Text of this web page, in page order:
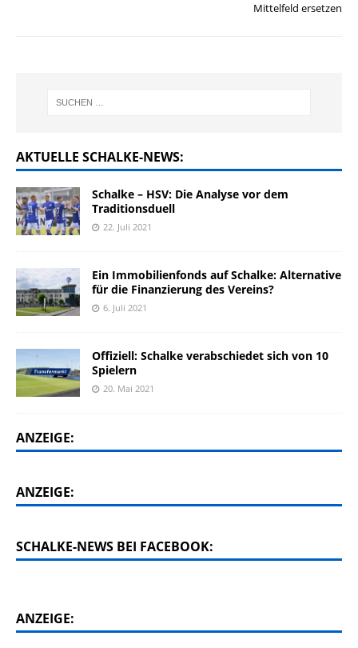
Mittelfeld ersetzen
AKTUELLE SCHALKE-NEWS:
Schalke – HSV: Die Analyse vor dem
Traditionsduell
22. Juli 2021
Ein Immobilienfonds auf Schalke: Alternative
für die Finanzierung des Vereins?
6. Juli 2021
Offiziell: Schalke verabschiedet sich von 10
Spielern
20. Mai 2021
ANZEIGE:
ANZEIGE:
SCHALKE-NEWS BEI FACEBOOK:
ANZEIGE: